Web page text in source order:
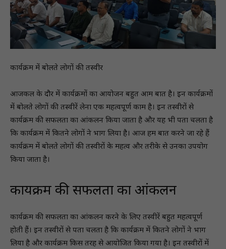
कार्यक्रम में बोलते लोगों की तस्वीर
आजकल के दौर में कार्यक्रमों का आयोजन बहुत आम बात है। इन कार्यक्रमों
में बोलते लोगों की तस्वीरें लेना एक महत्वपूर्ण काम है। इन तस्वीरों से
कार्यक्रम की सफलता का आंकलन किया जाता है और यह भी पता चलता है
कि कार्यक्रम में कितने लोगों ने भाग लिया है। आज हम बात करने जा रहे हैं
कार्यक्रम में बोलते लोगों की तस्वीरों के महत्व और तरीके से उनका उपयोग
किया जाता है।
कार्यक्रम की सफलता का आंकलन
कार्यक्रम की सफलता का आंकलन करने के लिए तस्वीरें बहुत महत्वपूर्ण
होती हैं। इन तस्वीरों से पता चलता है कि कार्यक्रम में कितने लोगों ने भाग
लिया है और कार्यक्रम किस तरह से आयोजित किया गया है। इन तस्वीरों में